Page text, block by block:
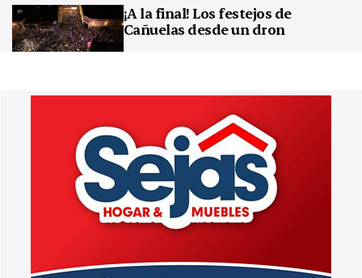
¡A la final! Los festejos de
Cañuelas desde un dron